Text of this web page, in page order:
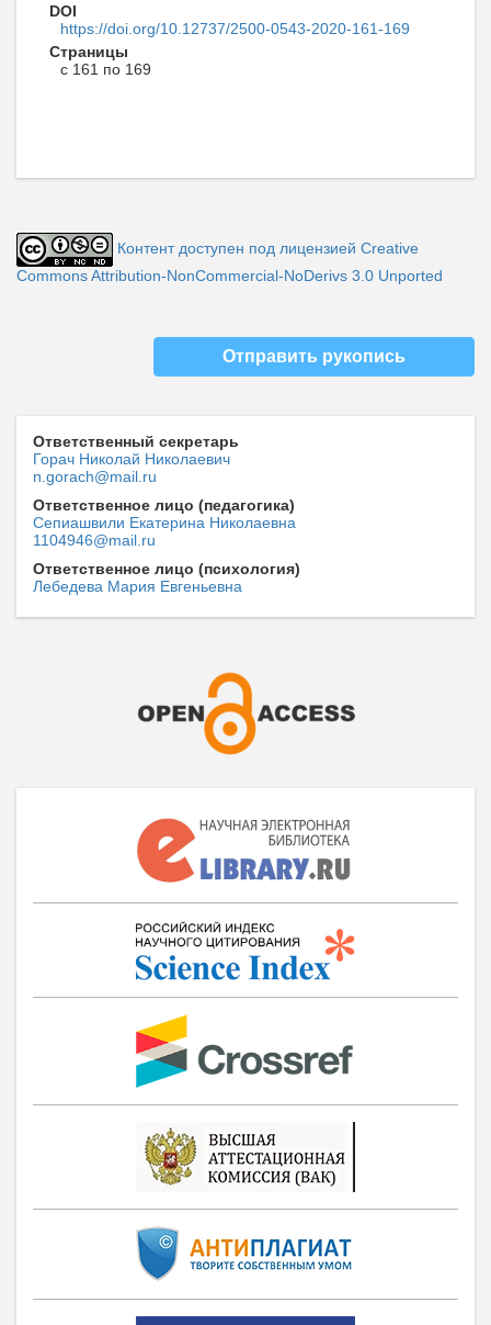
DOI
https://doi.org/10.12737/2500-0543-2020-161-169
Страницы
с 161 по 169
Контент доступен под лицензией Creative
Commons Attribution-NonCommercial-NoDerivs 3.0 Unported
Отправить рукопись
Ответственный секретарь
Горач Николай Николаевич
n.gorach@mail.ru
Ответственное лицо (педагогика)
Сепиашвили Екатерина Николаевна
1104946@mail.ru
Ответственное лицо (психология)
Лебедева Мария Евгеньевна